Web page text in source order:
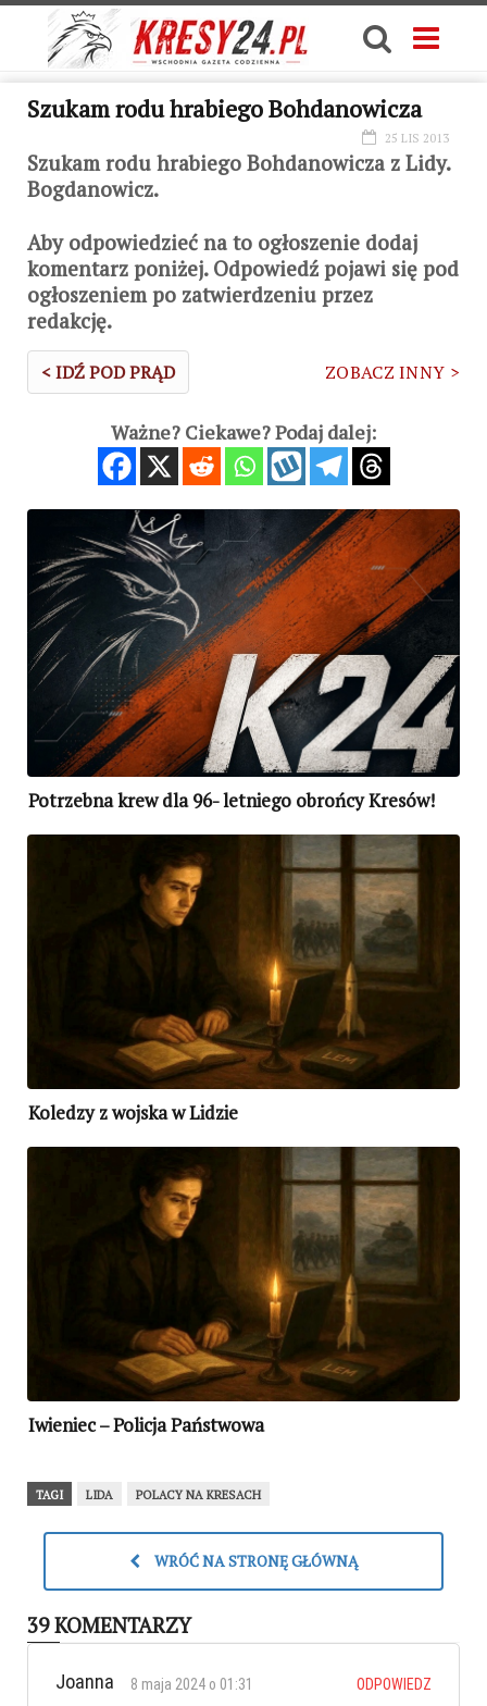
Szukam rodu hrabiego Bohdanowicza
25 LIS 2013
Szukam rodu hrabiego Bohdanowicza z Lidy.
Bogdanowicz.
Aby odpowiedzieć na to ogłoszenie dodaj
komentarz poniżej. Odpowiedź pojawi się pod
ogłoszeniem po zatwierdzeniu przez
redakcję.
< IDŹ POD PRĄD ZOBACZ INNY >
Ważne? Ciekawe? Podaj dalej:
Potrzebna krew dla 96- letniego obrońcy Kresów!
Koledzy z wojska w Lidzie
Iwieniec – Policja Państwowa
TAGI LIDA POLACY NA KRESACH
WRÓĆ NA STRONĘ GŁÓWNĄ
39 KOMENTARZY
Joanna 8 maja 2024 o 01:31 ODPOWIEDZ